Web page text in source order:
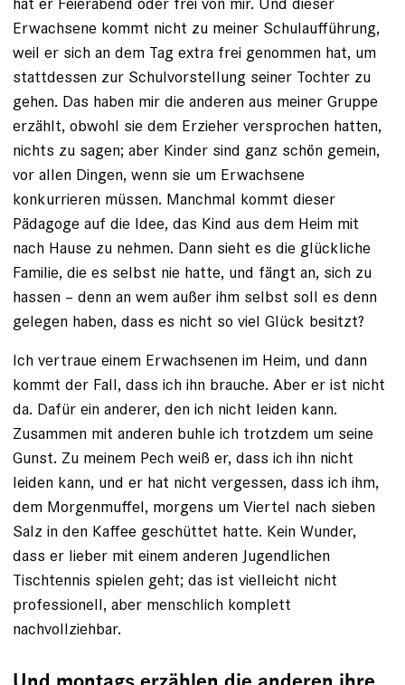
Erwachsene kommt nicht zu meiner Schulaufführung,
weil er sich an dem Tag extra frei genommen hat, um
stattdessen zur Schulvorstellung seiner Tochter zu
gehen. Das haben mir die anderen aus meiner Gruppe
erzählt, obwohl sie dem Erzieher versprochen hatten,
nichts zu sagen; aber Kinder sind ganz schön gemein,
vor allen Dingen, wenn sie um Erwachsene
konkurrieren müssen. Manchmal kommt dieser
Pädagoge auf die Idee, das Kind aus dem Heim mit
nach Hause zu nehmen. Dann sieht es die glückliche
Familie, die es selbst nie hatte, und fängt an, sich zu
hassen – denn an wem außer ihm selbst soll es denn
gelegen haben, dass es nicht so viel Glück besitzt?
Ich vertraue einem Erwachsenen im Heim, und dann
kommt der Fall, dass ich ihn brauche. Aber er ist nicht
da. Dafür ein anderer, den ich nicht leiden kann.
Zusammen mit anderen buhle ich trotzdem um seine
Gunst. Zu meinem Pech weiß er, dass ich ihn nicht
leiden kann, und er hat nicht vergessen, dass ich ihm,
dem Morgenmuffel, morgens um Viertel nach sieben
Salz in den Kaffee geschüttet hatte. Kein Wunder,
dass er lieber mit einem anderen Jugendlichen
Tischtennis spielen geht; das ist vielleicht nicht
professionell, aber menschlich komplett
nachvollziehbar.